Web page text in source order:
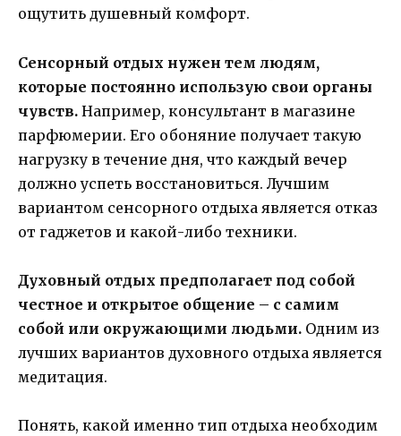
ощутить душевный комфорт.
Сенсорный отдых нужен тем людям,
которые постоянно использую свои органы
чувств. Например, консультант в магазине
парфюмерии. Его обоняние получает такую
нагрузку в течение дня, что каждый вечер
должно успеть восстановиться. Лучшим
вариантом сенсорного отдыха является отказ
от гаджетов и какой-либо техники.
Духовный отдых предполагает под собой
честное и открытое общение – с самим
собой или окружающими людьми. Одним из
лучших вариантов духовного отдыха является
медитация.
Понять, какой именно тип отдыха необходим